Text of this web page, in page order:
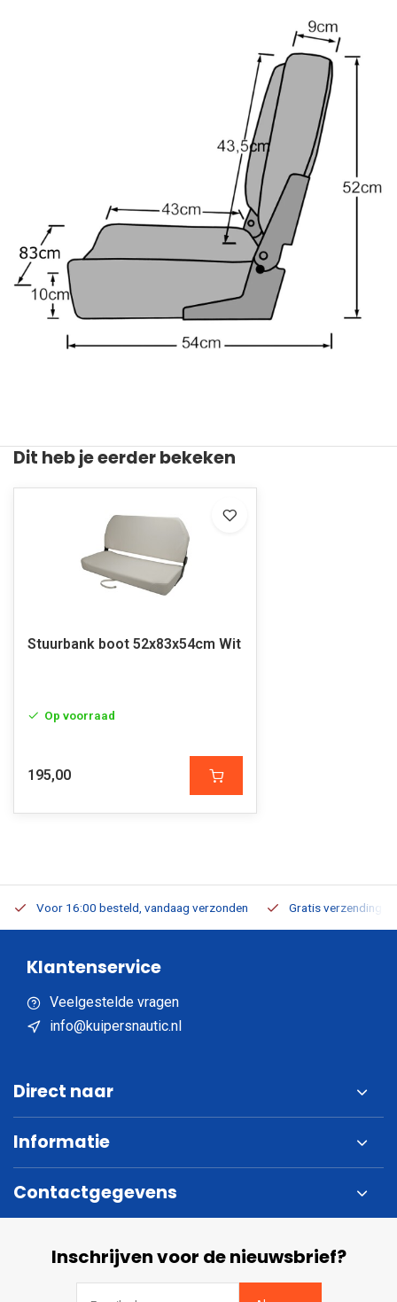
Dit heb je eerder bekeken
Stuurbank boot 52x83x54cm Wit
Op voorraad
195,00
Voor 16:00 besteld, vandaag verzonden Gratis verzending
Klantenservice
Veelgestelde vragen
info@kuipersnautic.nl
Direct naar
Informatie
Contactgegevens
Inschrijven voor de nieuwsbrief?